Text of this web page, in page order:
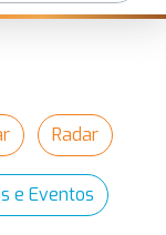
Radar
e Eventos